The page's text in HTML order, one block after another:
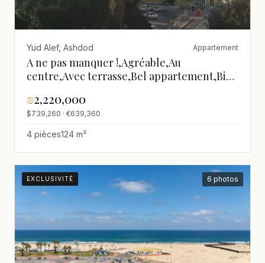
Yud Alef, Ashdod Appartement
A ne pas manquer !,Agréable,Au
centre,Avec terrasse,Bel appartement,Bien
emplacement,Clair,Investi,Proche de la
mer,Vue sur la mer
₪2,220,000
$739,260 · €639,360
4 pièces124 m²
EXCLUSIVITÉ 6 photos